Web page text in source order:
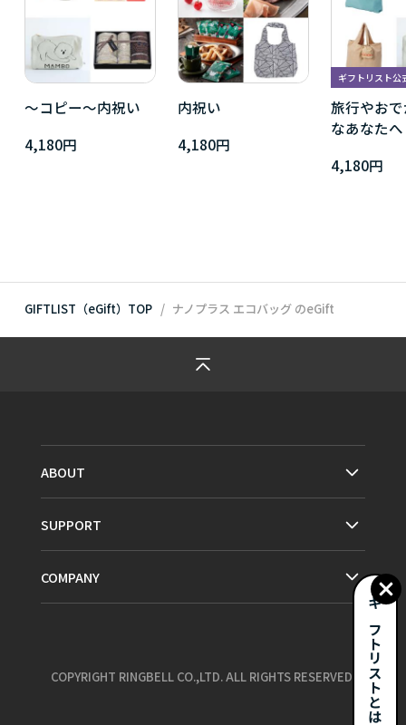
～コピー～内祝い
4,180円
内祝い
4,180円
ギフトリスト公
旅行やお
なあなたへ
4,180円
GIFTLIST（eGift）TOP ナノプラス エコバッグ のeGift
ギフトリストとは？
ABOUT
SUPPORT
COMPANY
COPYRIGHT RINGBELL CO.,LTD. ALL RIGHTS RESERVED.